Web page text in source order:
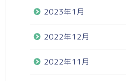
2023年1月
2022年12月
2022年11月